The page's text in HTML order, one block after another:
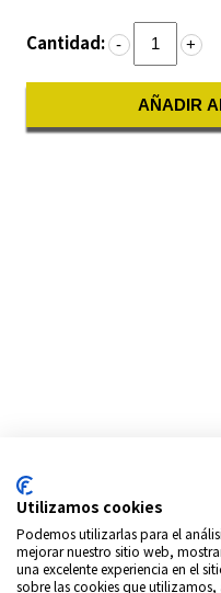
Cantidad: - +
AÑADIR
Utilizamos cookies
Podemos utilizarlas para el
mejorar nuestro sitio web,
una excelente experiencia en el
sobre las cookies que utilizamos,